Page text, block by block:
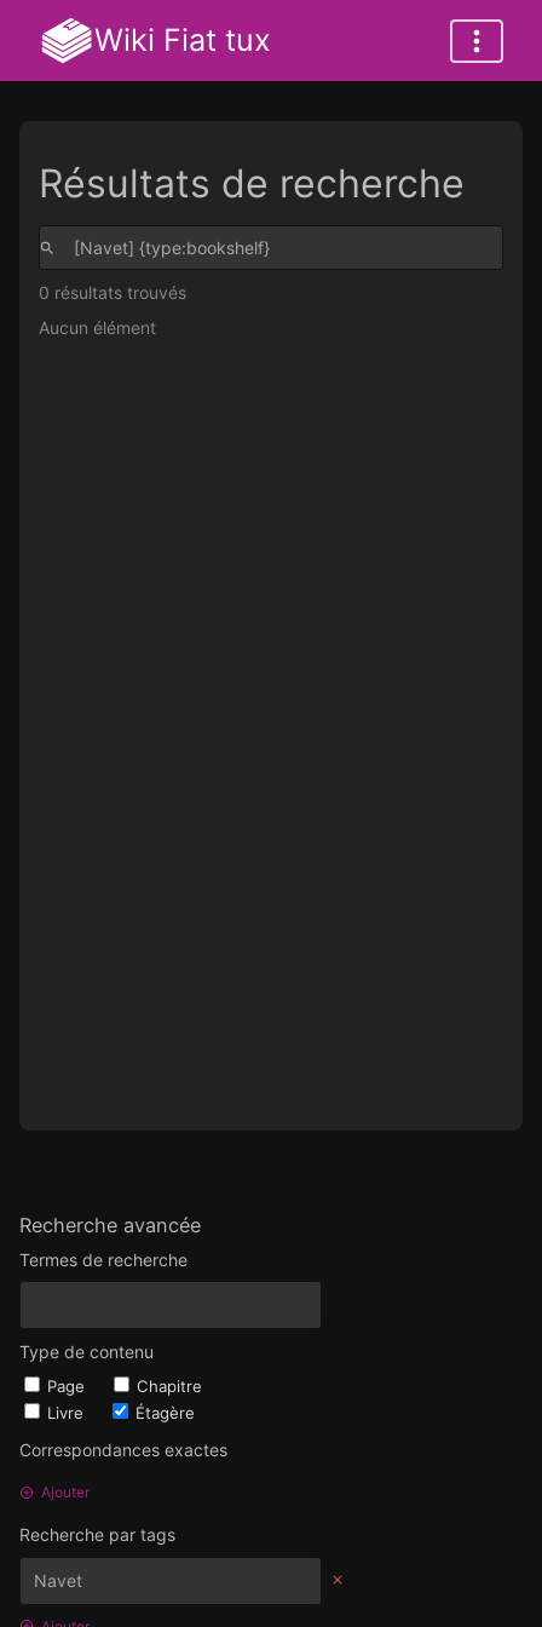
Wiki Fiat tux
Recherche avancée
Termes de recherche
Type de contenu
Page
Chapitre
Livre
Étagère
Correspondances exactes
Ajouter
Recherche par tags
Résultats de recherche
0 résultats trouvés
Aucun élément